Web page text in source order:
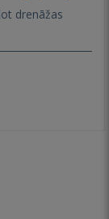
drenāžas